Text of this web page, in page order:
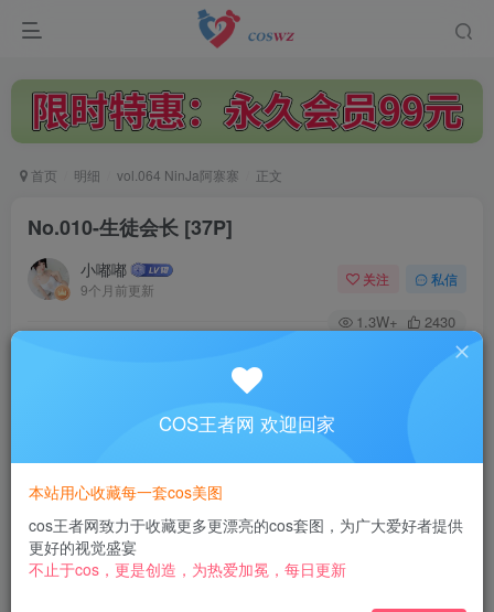
首页 明细 vol.064 NinJa阿寨寨 正文
No.010-生徒会长 [37P]
小嘟嘟
9个月前更新
关注 私信
1.3W+ 2430
此内容为付费阅读，请付费后查看
3
黄金会员免费 钻石会员 免费
立即购买
已售 1
COS王者网 欢迎回家
本站用心收藏每一套cos美图
cos王者网致力于收藏更多更漂亮的cos套图，为广大爱好者提供
更好的视觉盛宴
不止于cos，更是创造，为热爱加冕，每日更新